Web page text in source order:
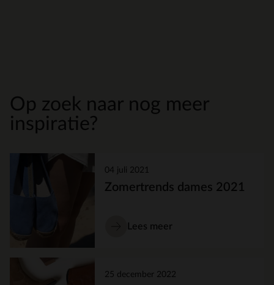
Op zoek naar nog meer
inspiratie?
04 juli 2021
Zomertrends dames 2021
Lees meer
25 december 2022